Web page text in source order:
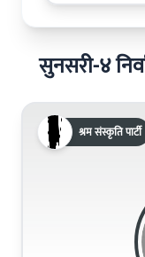
सुनसरी-४
श्रम संस्कृति पार्टी